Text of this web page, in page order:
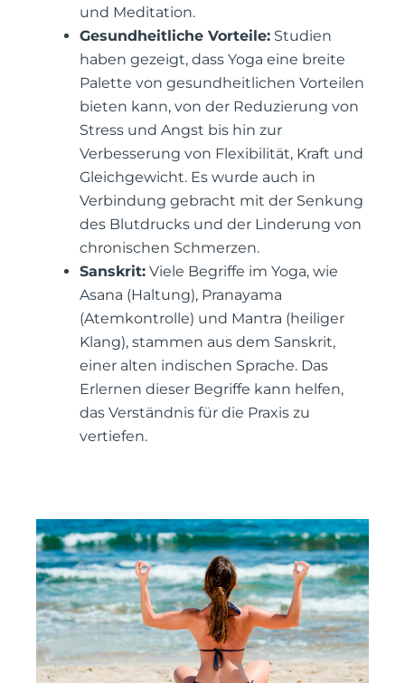
und Meditation.
Gesundheitliche Vorteile: Studien
haben gezeigt, dass Yoga eine breite
Palette von gesundheitlichen Vorteilen
bieten kann, von der Reduzierung von
Stress und Angst bis hin zur
Verbesserung von Flexibilität, Kraft und
Gleichgewicht. Es wurde auch in
Verbindung gebracht mit der Senkung
des Blutdrucks und der Linderung von
chronischen Schmerzen.
Sanskrit: Viele Begriffe im Yoga, wie
Asana (Haltung), Pranayama
(Atemkontrolle) und Mantra (heiliger
Klang), stammen aus dem Sanskrit,
einer alten indischen Sprache. Das
Erlernen dieser Begriffe kann helfen,
das Verständnis für die Praxis zu
vertiefen.